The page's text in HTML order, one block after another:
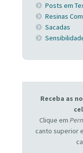
Posts em
Resinas
Sacadas
Receba as
Clique em
canto superior